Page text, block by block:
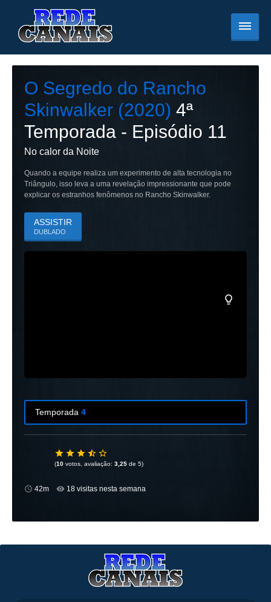
O Segredo do Rancho
Skinwalker (2020) 4ª
Temporada - Episódio 11
No calor da Noite
Quando a equipe realiza um experimento de alta tecnologia no
Triângulo, isso leva a uma revelação impressionante que pode
explicar os estranhos fenômenos no Rancho Skinwalker.
ASSISTIR
DUBLADO
Temporada 4
Temporada 1
8 Episódios
10 Episódios
11 Episódios
Temporada4
(10 votos, avaliação: 3,25 de 5)
42m 18 visitas nesta semana